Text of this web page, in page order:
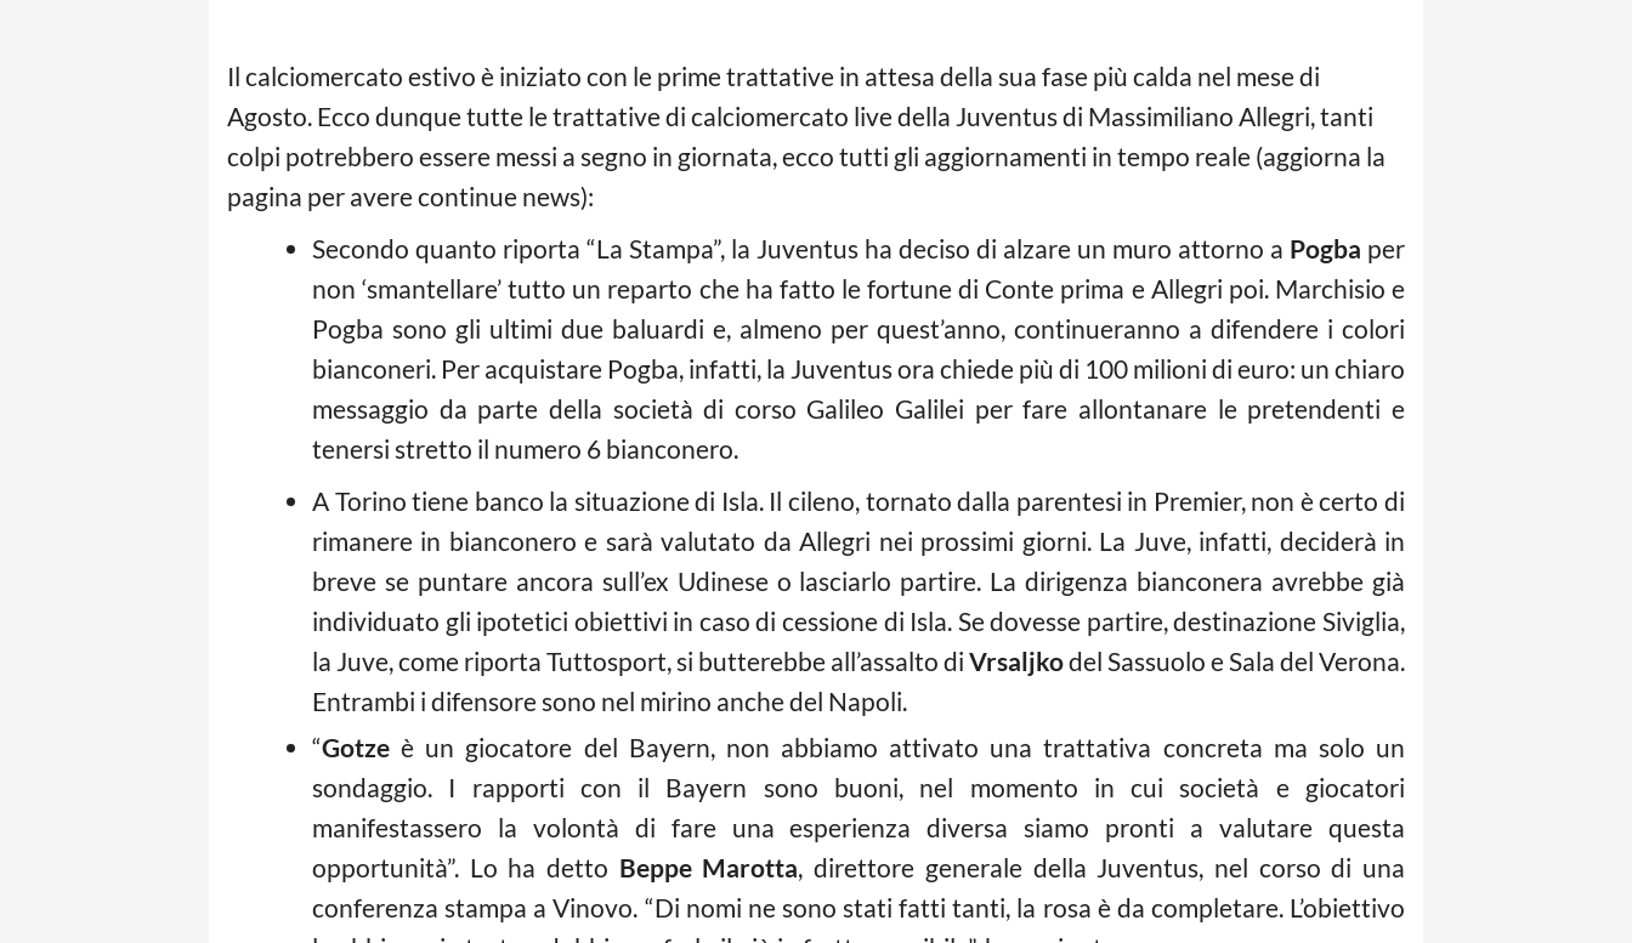
Il calciomercato estivo è iniziato con le prime trattative in attesa della sua fase più calda nel mese di
Agosto. Ecco dunque tutte le trattative di calciomercato live della Juventus di Massimiliano Allegri, tanti
colpi potrebbero essere messi a segno in giornata, ecco tutti gli aggiornamenti in tempo reale (aggiorna la
pagina per avere continue news):
Secondo quanto riporta “La Stampa”, la Juventus ha deciso di alzare un muro attorno a Pogba per
non ‘smantellare’ tutto un reparto che ha fatto le fortune di Conte prima e Allegri poi. Marchisio e
Pogba sono gli ultimi due baluardi e, almeno per quest’anno, continueranno a difendere i colori
bianconeri. Per acquistare Pogba, infatti, la Juventus ora chiede più di 100 milioni di euro: un chiaro
messaggio da parte della società di corso Galileo Galilei per fare allontanare le pretendenti e
tenersi stretto il numero 6 bianconero.
A Torino tiene banco la situazione di Isla. Il cileno, tornato dalla parentesi in Premier, non è certo di
rimanere in bianconero e sarà valutato da Allegri nei prossimi giorni. La Juve, infatti, deciderà in
breve se puntare ancora sull’ex Udinese o lasciarlo partire. La dirigenza bianconera avrebbe già
individuato gli ipotetici obiettivi in caso di cessione di Isla. Se dovesse partire, destinazione Siviglia,
la Juve, come riporta Tuttosport, si butterebbe all’assalto di Vrsaljkodel Sassuolo e Sala del Verona.
Entrambi i difensore sono nel mirino anche del Napoli.
“Gotze è un giocatore del Bayern, non abbiamo attivato una trattativa concreta ma solo un
sondaggio. I rapporti con il Bayern sono buoni, nel momento in cui società e giocatori
manifestassero la volontà di fare una esperienza diversa siamo pronti a valutare questa
opportunità”. Lo ha detto Beppe Marotta, direttore generale della Juventus, nel corso di una
conferenza stampa a Vinovo. “Di nomi ne sono stati fatti tanti, la rosa è da completare. L’obiettivo